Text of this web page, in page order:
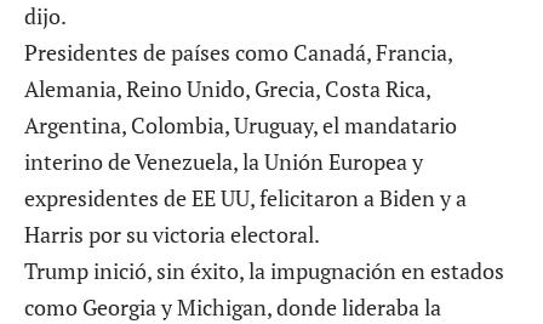
dijo.
Presidentes de países como Canadá, Francia,
Alemania, Reino Unido, Grecia, Costa Rica,
Argentina, Colombia, Uruguay, el mandatario
interino de Venezuela, la Unión Europea y
expresidentes de EE UU, felicitaron a Biden y a
Harris por su victoria electoral.
Trump inició, sin éxito, la impugnación en estados
como Georgia y Michigan, donde lideraba la